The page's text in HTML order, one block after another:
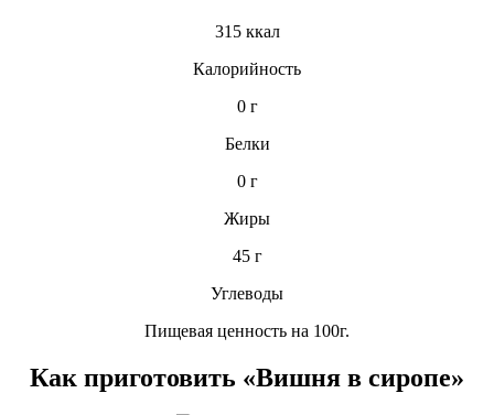
315 ккал
Калорийность
0 г
Белки
0 г
Жиры
45 г
Углеводы
Пищевая ценность на 100г.
Как приготовить «Вишня в сиропе»